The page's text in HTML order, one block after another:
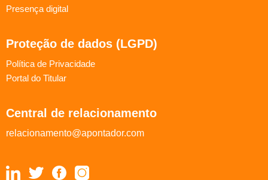
Presença digital
Proteção de dados (LGPD)
Política de Privacidade
Portal do Titular
Central de relacionamento
relacionamento@apontador.com